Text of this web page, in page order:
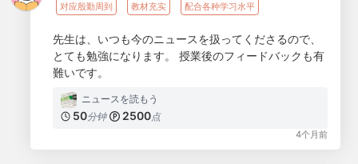
对应殷勤周到 教材充实 配合各种学习水平
先生は、いつも今のニュースを扱ってくださるので、
とても勉強になります。 授業後のフィードバックも有
難いです。
ニュースを読もう
50分钟 2500点
4个月前